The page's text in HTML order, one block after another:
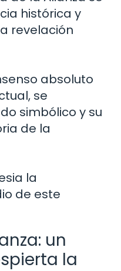
histórica y
revelación
absoluto
se
simbólico y su
de la
la
de este
un
la